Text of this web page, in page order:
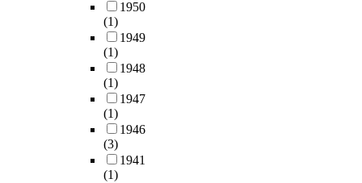
1950
(1)
1949
(1)
1948
(1)
1947
(1)
1946
(3)
1941
(1)